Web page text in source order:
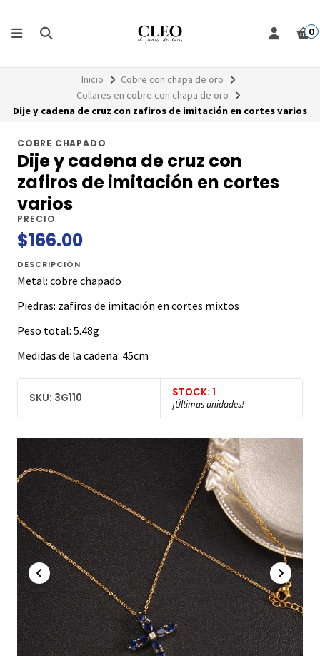
0
Inicio
Cobre con chapa de oro
Collares en cobre con chapa de oro
Dije y cadena de cruz con zafiros de imitación en cortes varios
COBRE CHAPADO
Dije y cadena de cruz con
zafiros de imitación en cortes
varios
PRECIO
$166.00
DESCRIPCIÓN
Metal: cobre chapado
Piedras: zafiros de imitación en cortes mixtos
Peso total: 5.48g
Medidas de la cadena: 45cm
SKU: 3G110 STOCK: 1
¡Últimas unidades!